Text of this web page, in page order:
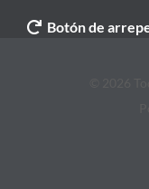
Botón de